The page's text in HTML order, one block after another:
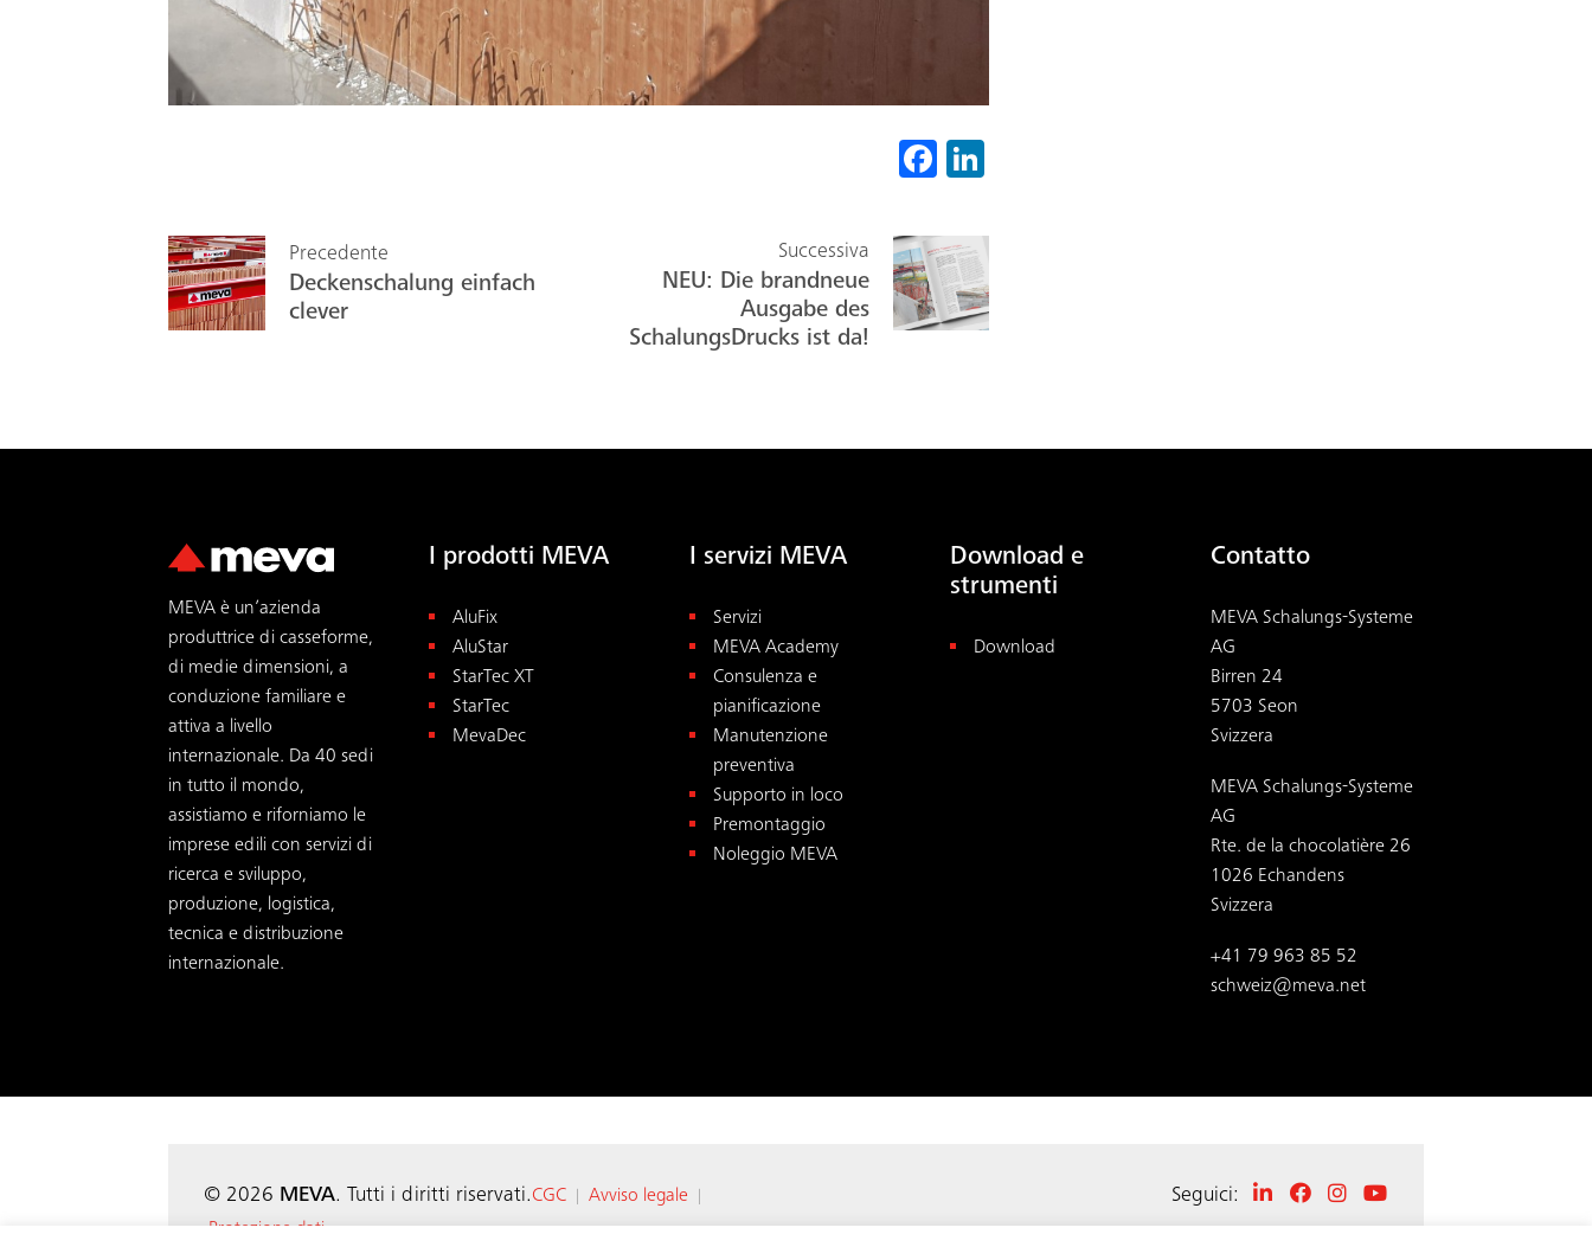
Fa
b
o
ok
ed
Precedente
Deckenschalung einfach
clever
Successiva
NEU: Die brandneue
Ausgabe des
SchalungsDrucks ist da!
MEVA è un’azienda
produttrice di casseforme,
di medie dimensioni, a
conduzione familiare e
attiva a livello
internazionale. Da 40 sedi
in tutto il mondo,
assistiamo e riforniamo le
imprese edili con servizi di
ricerca e sviluppo,
produzione, logistica,
tecnica e distribuzione
internazionale.
I prodotti MEVA
AluFix
AluStar
StarTec XT
StarTec
MevaDec
I servizi MEVA
Servizi
MEVA Academy
Consulenza e
pianificazione
Manutenzione
preventiva
Supporto in loco
Premontaggio
Noleggio MEVA
Download e
strumenti
Download
Contatto
MEVA Schalungs-Systeme
AG
Birren 24
5703 Seon
Svizzera
MEVA Schalungs-Systeme
AG
Rte. de la chocolatière 26
1026 Echandens
Svizzera
+41 79 963 85 52
schweiz@meva.net
© 2026 MEVA. Tutti i diritti riservati.CGC Avviso legale
Protezione dati
Seguici: